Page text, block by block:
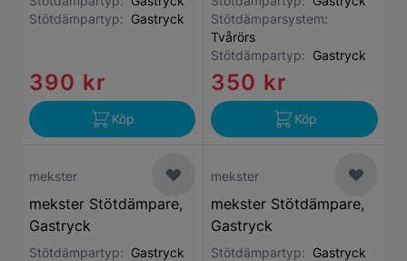
Stötdämpartyp: Gastryck
390 kr
Köp
Stötdämparsystem:
Tvårörs
Stötdämpartyp: Gastryck
350 kr
Köp
mekster
mekster Stötdämpare,
Gastryck
Stötdämpartyp: Gastryck
mekster
mekster Stötdämpare,
Gastryck
Stötdämpartyp: Gastryck